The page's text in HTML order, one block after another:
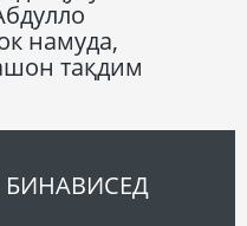
намуда,
тақдим
БИНАВИСЕД